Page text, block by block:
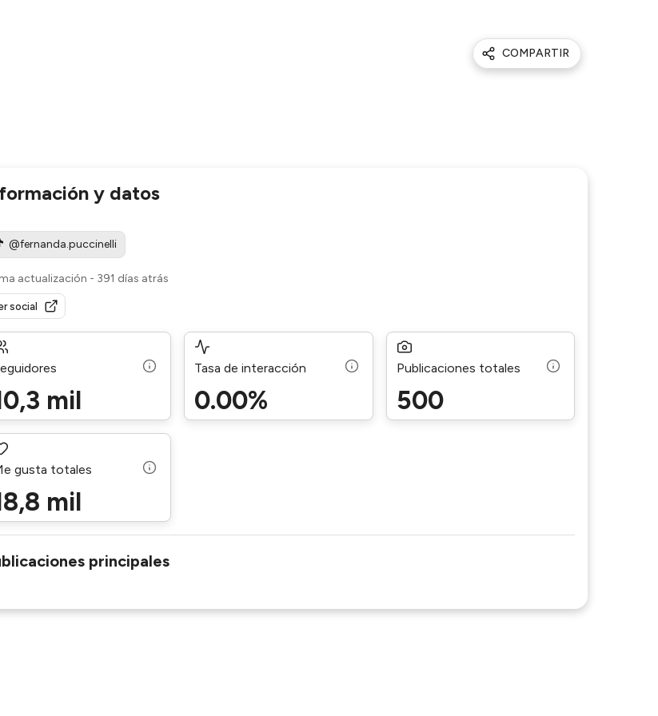
COMPARTIR
y datos
@fernanda.puccinelli
actualización - 391 días atrás
social
mil
Tasa de interacción
0.00%
Publicaciones totales
500
gusta totales
mil
principales